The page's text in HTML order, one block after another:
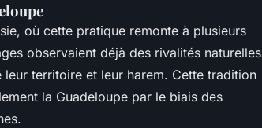
où cette pratique remonte à plusieurs
observaient déjà des rivalités naturelles
territoire et leur harem. Cette tradition
la Guadeloupe par le biais des